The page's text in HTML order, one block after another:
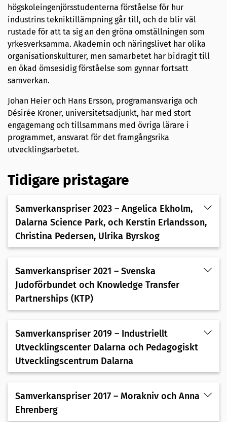
högskoleingenjörsstudenterna förståelse för hur
industrins tekniktillämpning går till, och de blir väl
rustade för att ta sig an den gröna omställningen som
yrkesverksamma. Akademin och näringslivet har olika
organisationskulturer, men samarbetet har bidragit till
en ökad ömsesidig förståelse som gynnar fortsatt
samverkan.
Johan Heier och Hans Ersson, programansvariga och
Désirée Kroner, universitetsadjunkt, har med stort
engagemang och tillsammans med övriga lärare i
programmet, ansvarat för det framgångsrika
utvecklingsarbetet.
Tidigare pristagare
Samverkanspriser 2023 – Angelica Ekholm,
Dalarna Science Park, och Kerstin Erlandsson,
Christina Pedersen, Ulrika Byrskog
Samverkanspriser 2021 – Svenska
Judoförbundet och Knowledge Transfer
Partnerships (KTP)
Samverkanspriser 2019 – Industriellt
Utvecklingscenter Dalarna och Pedagogiskt
Utvecklingscentrum Dalarna
Samverkanspriser 2017 – Morakniv och Anna
Ehrenberg